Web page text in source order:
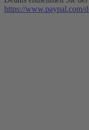
https://www.paypal.com/